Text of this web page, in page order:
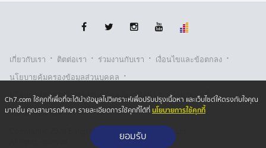
เกี่ยวกับเรา · ติตต่อเรา · ร่วมงานกับเรา · เงื่อนไขและข้อตกลง ·
นโยบายคุ้มครองข้อมูลส่วนบุคคล ·
นโยบายคุ้มครองข้อมูลส่วนบุคคล (ออนไลน์) · นโยบายคุกกี้ ·
รับเรื่องร้องเรียน
Copyright © 2026 Bangkok Broadcasting & T.V. Co.,Ltd.
Ch7.com ใช้คุกกี้เพื่อที่จะได้นำข้อมูลไปวิเคราะห์เพื่อปรับปรุงเนื้อหา และเว็บไซต์ให้ตรงกับใจคุณ
มากขึ้น คุณสามารถศึกษา รายละเอียดการใช้คุกกี้ได้ที่นโยบายการใช้คุกกี้
ยอมรับ